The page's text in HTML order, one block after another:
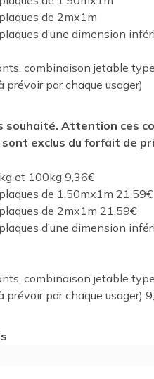
de 2mx1m
d’une dimension
combinaison jetable
par chaque usager)
souhaité. Attention ces
exclus du forfait de
et 100kg 9,36€
de 1,50mx1m 21,59€
de 2mx1m 21,59€
d’une dimension
combinaison jetable
par chaque usager)